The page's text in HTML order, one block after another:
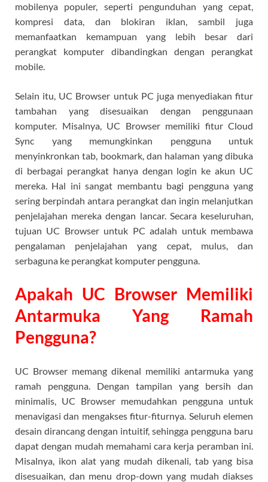
mobilenya populer, seperti pengunduhan yang cepat,
kompresi data, dan blokiran iklan, sambil juga
memanfaatkan kemampuan yang lebih besar dari
perangkat komputer dibandingkan dengan perangkat
mobile.
Selain itu, UC Browser untuk PC juga menyediakan fitur
tambahan yang disesuaikan dengan penggunaan
komputer. Misalnya, UC Browser memiliki fitur Cloud
Sync yang memungkinkan pengguna untuk
menyinkronkan tab, bookmark, dan halaman yang dibuka
di berbagai perangkat hanya dengan login ke akun UC
mereka. Hal ini sangat membantu bagi pengguna yang
sering berpindah antara perangkat dan ingin melanjutkan
penjelajahan mereka dengan lancar. Secara keseluruhan,
tujuan UC Browser untuk PC adalah untuk membawa
pengalaman penjelajahan yang cepat, mulus, dan
serbaguna ke perangkat komputer pengguna.
Apakah UC Browser Memiliki
Antarmuka Yang Ramah
Pengguna?
UC Browser memang dikenal memiliki antarmuka yang
ramah pengguna. Dengan tampilan yang bersih dan
minimalis, UC Browser memudahkan pengguna untuk
menavigasi dan mengakses fitur-fiturnya. Seluruh elemen
desain dirancang dengan intuitif, sehingga pengguna baru
dapat dengan mudah memahami cara kerja peramban ini.
Misalnya, ikon alat yang mudah dikenali, tab yang bisa
disesuaikan, dan menu drop-down yang mudah diakses